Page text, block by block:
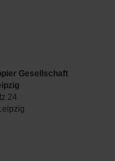
Gesellschaft
24